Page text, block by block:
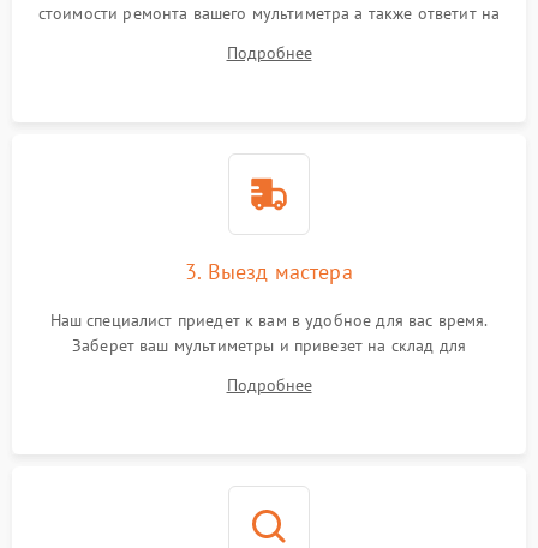
стоимости ремонта вашего мультиметра а также ответит на
Подробнее
3. Выезд мастера
Наш специалист приедет к вам в удобное для вас время.
Заберет ваш мультиметры и привезет на склад для
Подробнее